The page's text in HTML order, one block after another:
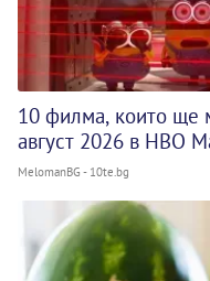
10 филма, които ще
август 2026 в HBO
MelomanBG - 10te.bg